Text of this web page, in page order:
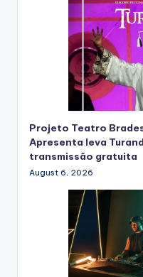
Projeto Teatro
Apresenta leva
transmissão gratuita
August 6, 2026